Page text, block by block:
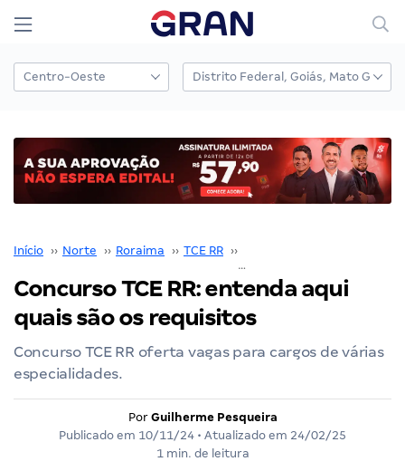
Início ›› Norte ›› Roraima ›› TCE RR ››
Concurso TCE RR: entenda aqui
quais são os requisitos
Concurso TCE RR oferta vagas para cargos de várias
especialidades.
Por Guilherme Pesqueira
Publicado em 10/11/24 • Atualizado em 24/02/25
1 min. de leitura